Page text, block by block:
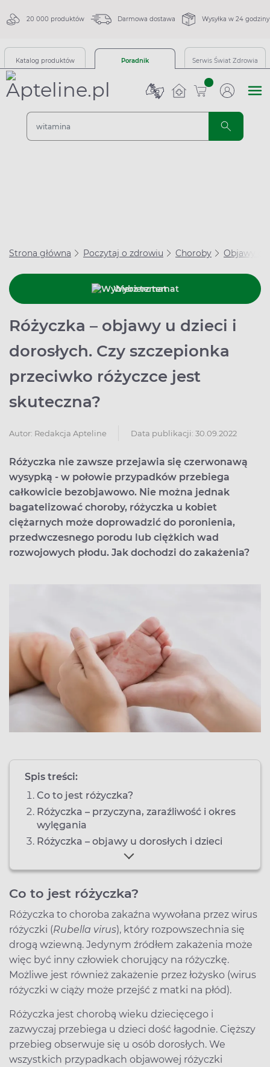
20 000 produktów Darmowa dostawa Wysyłka w 24 godziny
Katalog produktów Poradnik Serwis Świat Zdrowia
sztuk
Strona główna Poczytaj o zdrowiu Choroby Objawy
Wybierz temat
Różyczka – objawy u dzieci i
dorosłych. Czy szczepionka
przeciwko różyczce jest
skuteczna?
Autor: Redakcja Apteline Data publikacji: 30.09.2022
Różyczka nie zawsze przejawia się czerwonawą
wysypką - w połowie przypadków przebiega
całkowicie bezobjawowo. Nie można jednak
bagatelizować choroby, różyczka u kobiet
ciężarnych może doprowadzić do poronienia,
przedwczesnego porodu lub ciężkich wad
rozwojowych płodu. Jak dochodzi do zakażenia?
Spis treści:
Co to jest różyczka?
Różyczka – przyczyna, zaraźliwość i okres
wylęgania
Różyczka – objawy u dorosłych i dzieci
Co to jest różyczka?
Różyczka to choroba zakaźna wywołana przez wirus
różyczki (Rubella virus), który rozpowszechnia się
drogą wziewną. Jedynym źródłem zakażenia może
więc być inny człowiek chorujący na różyczkę.
Możliwe jest również zakażenie przez łożysko (wirus
różyczki w ciąży może przejść z matki na płód).
Różyczka jest chorobą wieku dziecięcego i
zazwyczaj przebiega u dzieci dość łagodnie. Cięższy
przebieg obserwuje się u osób dorosłych. We
wszystkich przypadkach objawowej różyczki